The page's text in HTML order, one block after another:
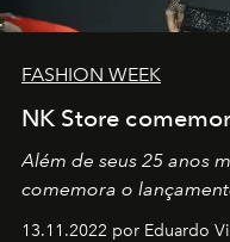
FASHION WEEK
NK Store
Além de seus 25 anos
comemora o
13.11.2022 por Eduardo